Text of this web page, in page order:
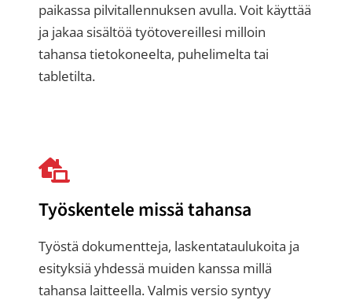
paikassa pilvitallennuksen avulla. Voit käyttää
ja jakaa sisältöä työtovereillesi milloin
tahansa tietokoneelta, puhelimelta tai
tabletilta.
Työskentele missä tahansa
Työstä dokumentteja, laskentataulukoita ja
esityksiä yhdessä muiden kanssa millä
tahansa laitteella. Valmis versio syntyy